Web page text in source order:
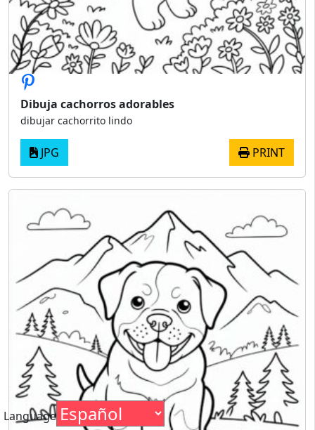
Dibuja cachorros adorables
dibujar cachorrito lindo
JPG PRINT
Language